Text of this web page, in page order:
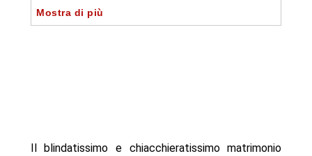
- I dati nel dettaglio del matrimonio di Dua Lipa:
Mostra di più
Il blindatissimo e chiacchieratissimo matrimonio